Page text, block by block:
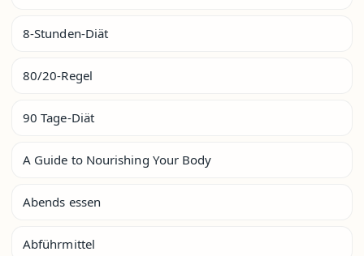
8-Stunden-Diät
80/20-Regel
90 Tage-Diät
A Guide to Nourishing Your Body
Abends essen
Abführmittel